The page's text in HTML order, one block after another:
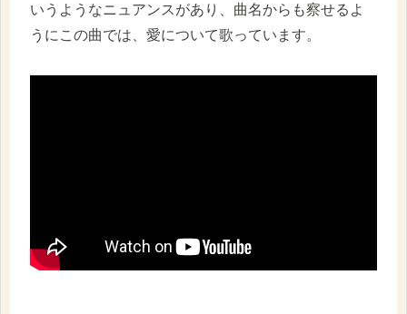
いうようなニュアンスがあり、曲名からも察せるよ
うにこの曲では、愛について歌っています。